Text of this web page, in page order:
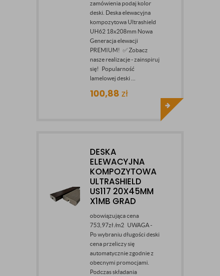
zamówienia podaj kolor
deski. Deska elewacyjna
kompozytowa Ultrashield
UH62 18x208mm Nowa
Generacja elewacji
PREMIUM! ✅ Zobacz
nasze realizacje - zainspiruj
się! Popularność
lamelowej deski ...
100,88 zł
DESKA
ELEWACYJNA
KOMPOZYTOWA
ULTRASHIELD
US117 20X45MM
X1MB GRAD
obowiązująca cena
753,97zł /m2 UWAGA -
Po wybraniu długości deski
cena przeliczy się
automatycznie zgodnie z
obecnymi promocjami.
Podczas składania